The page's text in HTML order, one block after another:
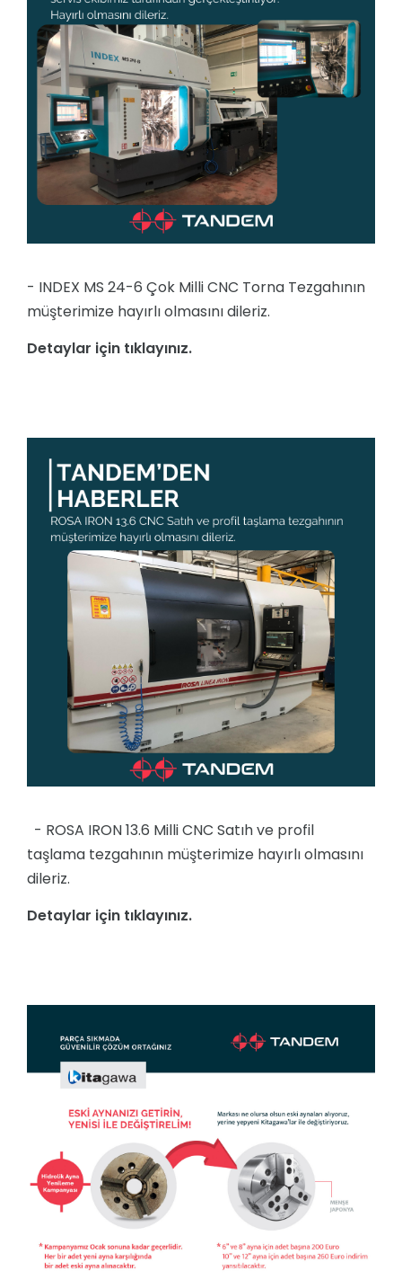
- INDEX MS 24-6 Çok Milli CNC Torna Tezgahının
müşterimize hayırlı olmasını dileriz.
Detaylar için tıklayınız.
- ROSA IRON 13.6 Milli CNC Satıh ve profil
taşlama tezgahının müşterimize hayırlı olmasını
dileriz.
Detaylar için tıklayınız.